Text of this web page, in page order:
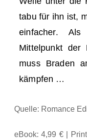
tabu für ihn ist,
einfacher.
Mittelpunkt der
muss Braden
kämpfen …
Quelle: Romance
eBook: 4,99 € |